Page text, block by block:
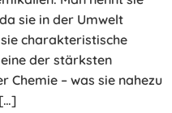
sie in der Umwelt
charakteristische
der stärksten
Chemie – was sie nahezu